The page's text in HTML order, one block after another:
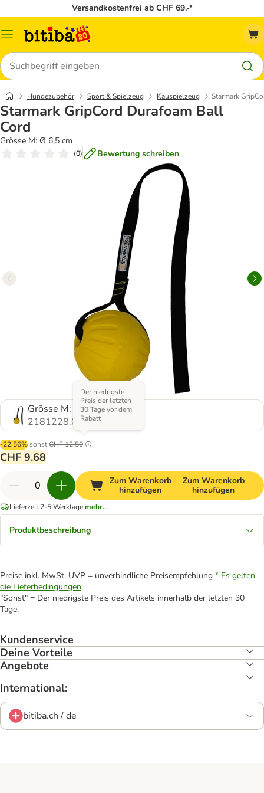
Versandkostenfrei ab CHF 69.-*
Menü
Suchen
Hundezubehör Sport & Spielzeug Kauspielzeug Starmark
Starmark GripCord Durafoam Ball
Cord
Grösse M: Ø 6,5 cm
(0) Bewertung schreiben
Grösse M: Ø 6,5 cm
2181228.0
-22.56%sonstCHF 12.50
Der niedrigste
Preis der letzten
30 Tage vor dem
Rabatt
CHF 9.68
Zum Warenkorb
hinzufügen
Zum Warenkorb
hinzufügen
Lieferzeit 2-5 Werktagemehr...
Produktbeschreibung
Preise inkl. MwSt. UVP = unverbindliche Preisempfehlung * Es gelten
die Lieferbedingungen
"Sonst" = Der niedrigste Preis des Artikels innerhalb der letzten 30
Tage.
Kundenservice
Deine Vorteile
Angebote
International:
bitiba.ch / de